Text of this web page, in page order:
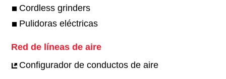
Cordless grinders
Pulidoras eléctricas
Red de líneas de aire
Configurador de conductos de aire